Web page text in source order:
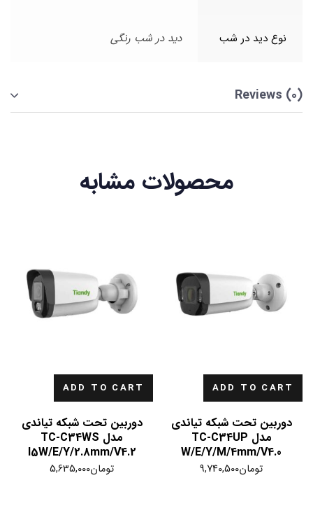
نوع دید در شب دید در شب رنگی
Reviews (0)
محصولات مشابه
ADD TO CART
دوربین تحت شبکه تیاندی
مدل TC-C34UP
W/E/Y/M/4mm/V4.0
تومان9,740,500
ADD TO CART
دوربین تحت شبکه تیاندی
مدل TC-C34WS
I5W/E/Y/2.8mm/V4.2
تومان5,635,000